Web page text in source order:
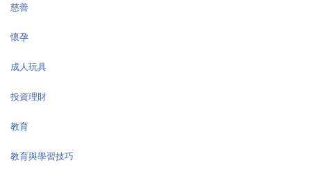
慈善
懷孕
成人玩具
投資理財
教育
教育與學習技巧